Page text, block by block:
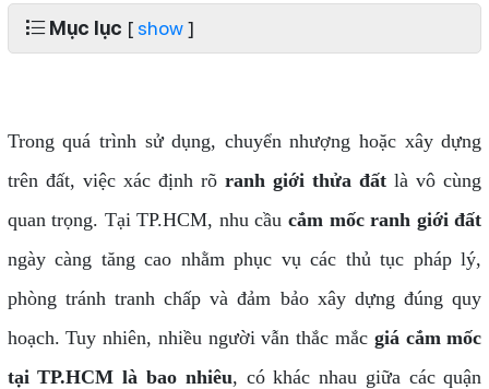
Mục lục [ show]
Trong quá trình sử dụng, chuyển nhượng hoặc xây dựng
trên đất, việc xác định rõ ranh giới thửa đất là vô cùng
quan trọng. Tại TP.HCM, nhu cầucắm mốc ranh giới đất
ngày càng tăng cao nhằm phục vụ các thủ tục pháp lý,
phòng tránh tranh chấp và đảm bảo xây dựng đúng quy
hoạch. Tuy nhiên, nhiều người vẫn thắc mắc giá cắm mốc
tại TP.HCM là bao nhiêu, có khác nhau giữa các quận